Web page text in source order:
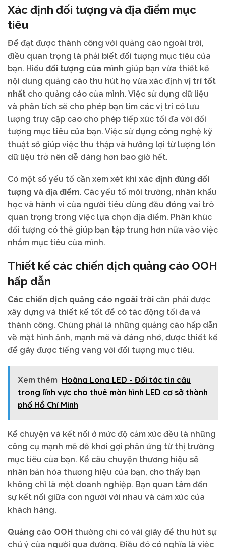
Xác định đối tượng và địa điểm mục
tiêu
Để đạt được thành công với quảng cáo ngoài trời,
điều quan trọng là phải biết đối tượng mục tiêu của
bạn. Hiểu đối tượng của mình giúp bạn vừa thiết kế
nội dung quảng cáo thu hút họ vừa xác định vị trí tốt
nhất cho quảng cáo của mình. Việc sử dụng dữ liệu
và phân tích sẽ cho phép bạn tìm các vị trí có lưu
lượng truy cập cao cho phép tiếp xúc tối đa với đối
tượng mục tiêu của bạn. Việc sử dụng công nghệ kỹ
thuật số giúp việc thu thập và hưởng lợi từ lượng lớn
dữ liệu trở nên dễ dàng hơn bao giờ hết.
Có một số yếu tố cần xem xét khi xác định đúng đối
tượng và địa điểm. Các yếu tố môi trường, nhân khẩu
học và hành vi của người tiêu dùng đều đóng vai trò
quan trọng trong việc lựa chọn địa điểm. Phân khúc
đối tượng có thể giúp bạn tập trung hơn nữa vào việc
nhắm mục tiêu của mình.
Thiết kế các chiến dịch quảng cáo OOH
hấp dẫn
Các chiến dịch quảng cáo ngoài trời cần phải được
xây dựng và thiết kế tốt để có tác động tối đa và
thành công. Chúng phải là những quảng cáo hấp dẫn
về mặt hình ảnh, mạnh mẽ và đáng nhớ, được thiết kế
để gây được tiếng vang với đối tượng mục tiêu.
Xem thêm Hoàng Long LED - Đối tác tin cậy
trong lĩnh vực cho thuê màn hình LED cơ sở thành
phố Hồ Chí Minh
Kể chuyện và kết nối ở mức độ cảm xúc đều là những
công cụ mạnh mẽ để khơi gợi phản ứng từ thị trường
mục tiêu của bạn. Kể câu chuyện thương hiệu sẽ
nhân bản hóa thương hiệu của bạn, cho thấy bạn
không chỉ là một doanh nghiệp. Bạn quan tâm đến
sự kết nối giữa con người với nhau và cảm xúc của
khách hàng.
Quảng cáo OOH thường chỉ có vài giây để thu hút sự
chú ý của người qua đường. Điều đó có nghĩa là việc